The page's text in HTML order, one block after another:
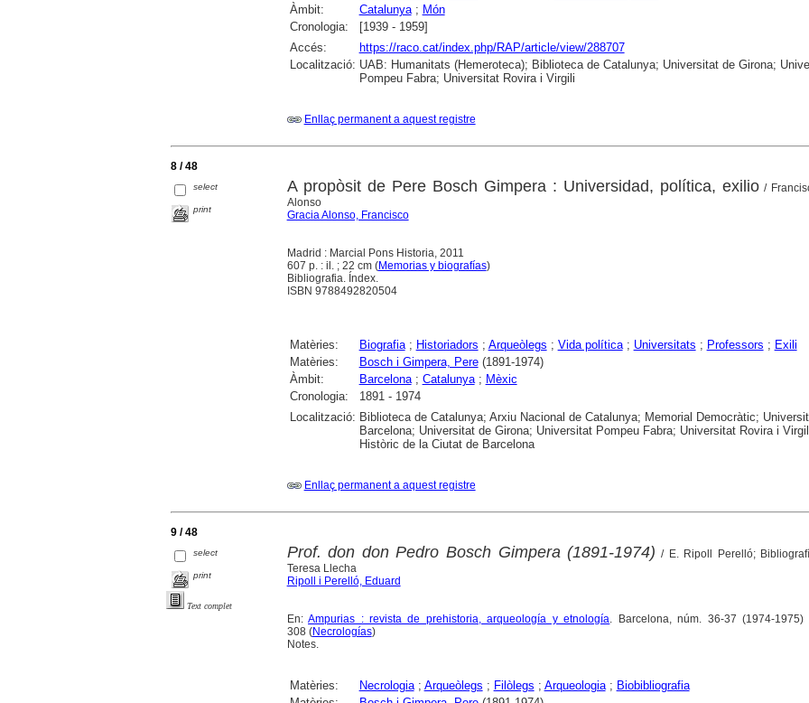
Àmbit:
Catalunya; Món
Cronologia:
[1939 - 1959]
Accés:
https://raco.cat/index.php/RAP/article/view/288707
Localització: UAB: Humanitats (Hemeroteca); Biblioteca de Catalunya; Universitat de Girona;
Pompeu Fabra; Universitat Rovira i Virgili
Enllaç permanent a aquest registre
8 / 48
select
print
A propòsit de Pere Bosch Gimpera : Universidad, política, exilio/
Alonso
Gracia Alonso, Francisco
Madrid : Marcial Pons Historia, 2011
607 p. : il. ; 22 cm (Memorias y biografías)
Bibliografia. Índex.
ISBN 9788492820504
Matèries: Biografia; Historiadors ; Arqueòlegs ; Vida política; Universitats ; Professors ; Exili
Matèries:
Bosch i Gimpera, Pere(1891-1974)
Àmbit:
Barcelona; Catalunya; Mèxic
Cronologia:
1891 - 1974
Localització: Biblioteca de Catalunya; Arxiu Nacional de Catalunya; Memorial Democràtic;
Barcelona; Universitat de Girona; Universitat Pompeu Fabra; Universitat Rovira i
Històric de la Ciutat de Barcelona
Enllaç permanent a aquest registre
9 / 48
select
print
Text complet
Prof. don don Pedro Bosch Gimpera (1891-1974) / E. Ripoll Perelló;
Teresa Llecha
Ripoll i Perelló, Eduard
En:Ampurias : revista de prehistoria, arqueología y etnología. Barcelona, núm. 36-37 (1974-
308 (Necrologías)
Notes.
Matèries: Necrologia; Arqueòlegs ; Filòlegs ; Arqueologia; Biobibliografia